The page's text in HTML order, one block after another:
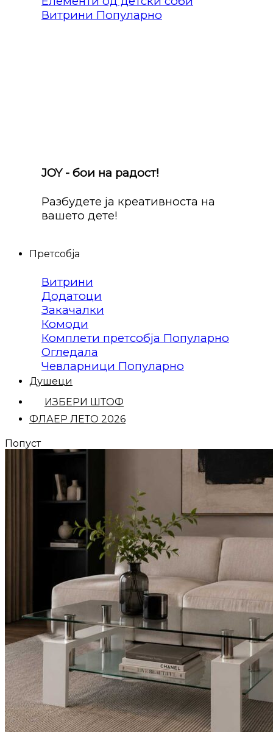
Витрини
JOY - бои на радост!
Разбудете ја креативноста на
вашето дете!
Претсобја
Витрини
Додатоци
Закачалки
Комоди
Комплети претсобја
Огледала
Чевларници
Душеци
ИЗБЕРИ ШТОФ
ФЛАЕР ЛЕТО 2026
Попуст